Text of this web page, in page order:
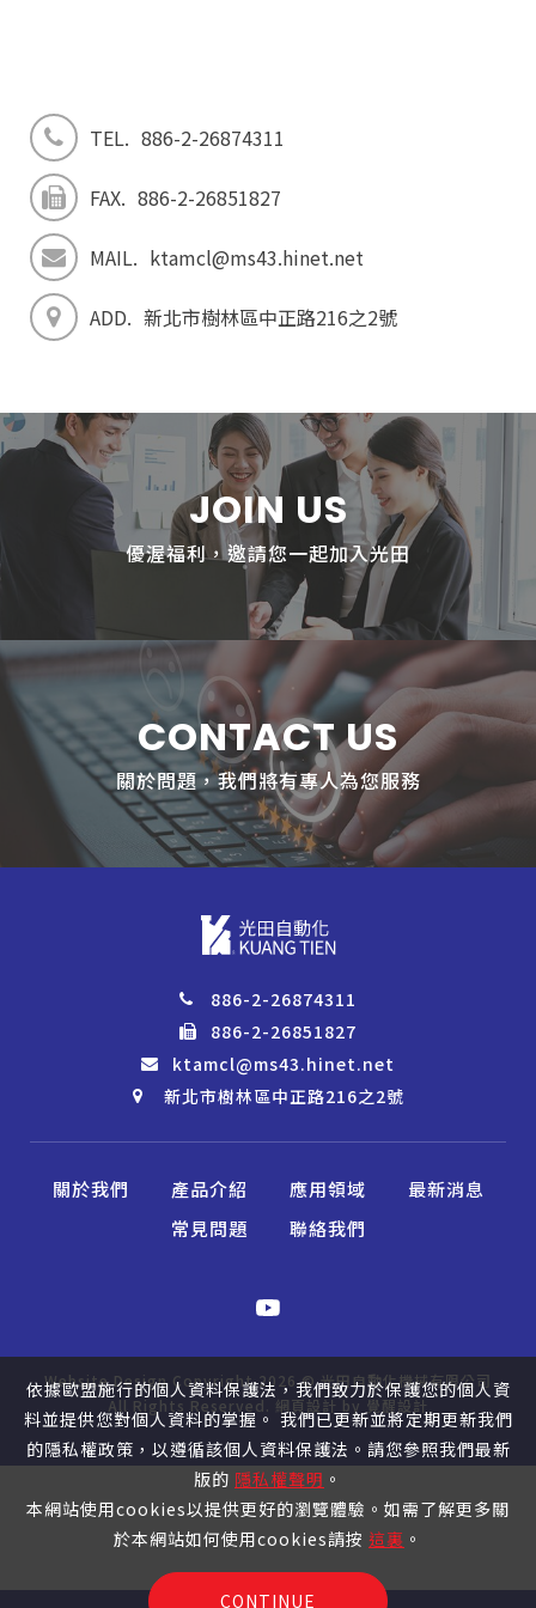
TEL. 886-2-26874311
FAX. 886-2-26851827
MAIL. ktamcl@ms43.hinet.net
ADD. 新北市樹林區中正路216之2號
JOIN US
優渥福利，邀請您一起加入光田
CONTACT US
關於問題，我們將有專人為您服務
886-2-26874311
886-2-26851827
ktamcl@ms43.hinet.net
新北市樹林區中正路216之2號
關於我們 產品介紹 應用領域
最新消息
常見問題
聯絡我們
Website Design Copyright 2026 © 光田自動化機械有限公司
All Rights Reserved. 網頁設計by 覺醒設計
依據歐盟施行的個人資料保護法，我們致力於保護您的個人資
料並提供您對個人資料的掌握。 我們已更新並將定期更新我們
的隱私權政策，以遵循該個人資料保護法。請您參照我們最新
版的 隱私權聲明 。
本網站使用cookies以提供更好的瀏覽體驗。如需了解更多關
於本網站如何使用cookies請按 這裏 。
CONTINUE